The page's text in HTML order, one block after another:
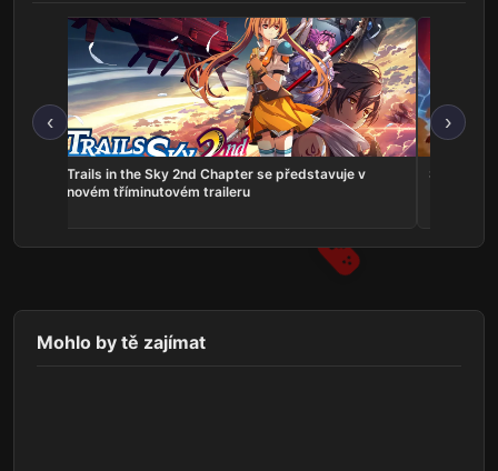
‹
Trails in the Sky 2nd Chapter se představuje v
novém tříminutovém traileru
Serious
›
Mohlo by tě zajímat